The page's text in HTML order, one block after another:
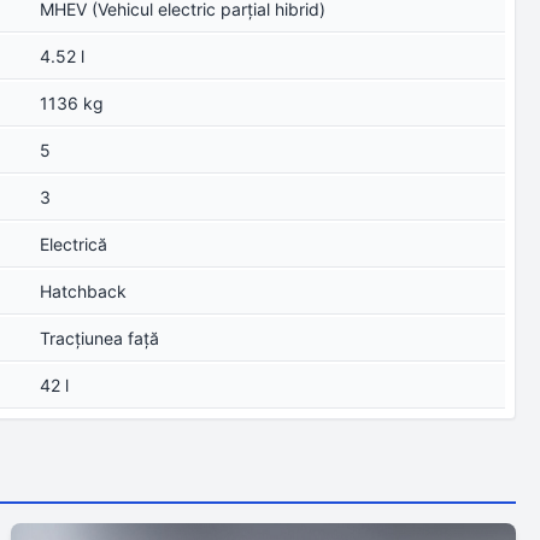
MHEV (Vehicul electric parțial hibrid)
4.52 l
1136 kg
5
3
Electrică
Hatchback
Tracţiunea faţă
42 l